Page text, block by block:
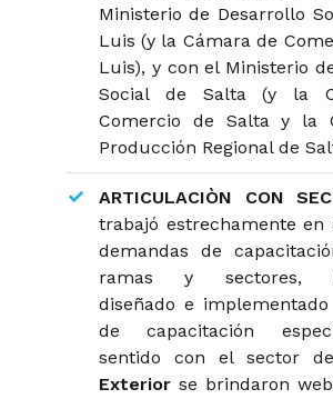
Ministerio de Desarrollo
Luis (y la Cámara de
Luis), y con el Ministerio
Social de Salta (y la
Comercio de Salta y la
Producción Regional de
ARTICULACIÒN CON
trabajó estrechamente en
demandas de
ramas y sectores,
diseñado e
de capacitación
sentido con el sector
Exteriorse brindaron